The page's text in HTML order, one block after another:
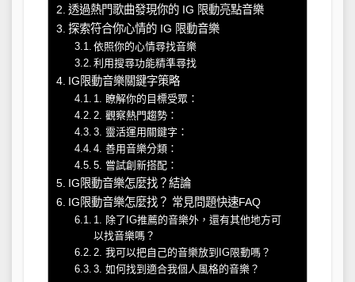
透過熱門歌曲發現你的 IG 限動亮點音樂
探索符合你心情的 IG 限動音樂
依照你的心情尋找音樂
利用搜尋功能精準尋找
IG限動音樂關鍵字策略
1. 瞭解你的目標受眾：
2. 觀察熱門趨勢：
3. 靈活運用關鍵字：
4. 善用音樂分類：
5. 嘗試創新搭配：
IG限動音樂怎麼找？結論
IG限動音樂怎麼找？ 常見問題快速FAQ
1. 除了IG推薦的音樂外，還有其他地方可
以找音樂嗎？
2. 我可以把自己的音樂放到IG限動嗎？
3. 如何找到適合我個人風格的音樂？